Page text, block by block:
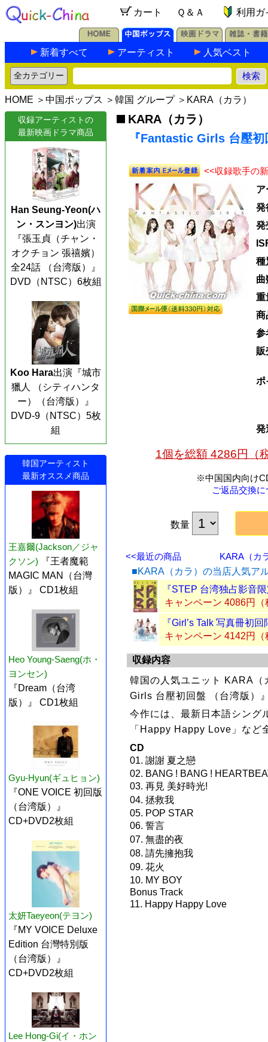
カート Ｑ＆Ａ 利用ガ
新着すべて アーティスト 人気ベスト
HOME ＞ 中国ポップス ＞ 韓国 グループ＞ KARA（カラ）
収録アーティストの
最新映画ドラマ商品
Han Seung-Yeon(ハ
ン・スンヨン)出演
『張玉貞（チャン・
オクチョン 張禧嬪）
全24話 （台湾版）』
DVD（NTSC）6枚組
Koo Hara出演『城市
獵人 （シティハンタ
ー）（台湾版）』
DVD-9（NTSC）5枚
組
韓国アーティスト
最新オススメ商品
王嘉爾(Jackson／ジャ
クソン)
『王者魔範
MAGIC MAN（台灣
版）』 CD1枚組
Heo Young-Saeng(ホ・
ヨンセン)
『Dream（台湾
版）』 CD1枚組
Gyu-Hyun(ギュヒョン)
『ONE VOICE 初回版
（台湾版）』
CD+DVD2枚組
太妍Taeyeon(テヨン)
『MY VOICE Deluxe
Edition 台灣特別版
（台湾版）』
CD+DVD2枚組
Lee Hong-Gi(イ・ホン
KARA（カラ）
『Fantastic Girls 台壓
<<収録歌手の
ア
発
発
種
曲
重
商
参
販
ポ
発
1個を総額 4286円（
※中国国内向け
ご返品交換
数量
<<最近の商品
KARA（カ
■KARA（カラ）の当店人気ア
『STEP 台湾独占影音
キャンペーン 4086円（
『Girl’s Talk 写真冊初
キャンペーン 4142円（
収録内容
韓国の人気ユニット KARA
Girls 台壓初回盤 （台湾版）
今作には、最新日本語シング
「Happy Happy Love」など
CD
01. 謝謝 夏之戀
02. BANG ! BANG !
03. 再見 美好時光!
04. 拯救我
05. POP STAR
06. 誓言
07. 無盡的夜
08. 請先擁抱我
09. 花火
10. MY BOY
Bonus Track
11. Happy Happy Love